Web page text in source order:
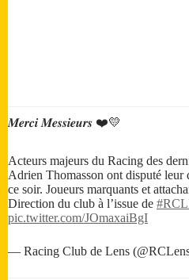
𝑴𝒆𝒓𝒄𝒊 𝑴𝒆𝒔𝒔𝒊𝒆𝒖𝒓𝒔 ❤️💛
Acteurs majeurs du Racing des
Adrien Thomasson ont disputé
ce soir. Joueurs marquants et
Direction du club à l’issue de
pic.twitter.com/JOmaxaiBgI
— Racing Club de Lens